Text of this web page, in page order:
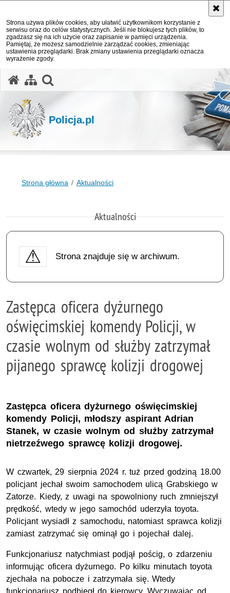
Strona używa plików cookies, aby ułatwić użytkownikom korzystanie z
serwisu oraz do celów statystycznych. Jeśli nie blokujesz tych plików, to
zgadzasz się na ich użycie oraz zapisanie w pamięci urządzenia.
Pamiętaj, że możesz samodzielnie zarządzać cookies, zmieniając
ustawienia przeglądarki. Brak zmiany ustawienia przeglądarki oznacza
wyrażenie zgody.
Policja.pl
Strona główna Aktualności
Aktualności
Strona znajduje się w archiwum.
Zastępca oficera dyżurnego
oświęcimskiej komendy Policji, w
czasie wolnym od służby zatrzymał
pijanego sprawcę kolizji drogowej
Zastępca oficera dyżurnego oświęcimskiej
komendy Policji, młodszy aspirant Adrian
Stanek, w czasie wolnym od służby zatrzymał
nietrzeźwego sprawcę kolizji drogowej.
W czwartek, 29 sierpnia 2024 r. tuż przed godziną 18.00
policjant jechał swoim samochodem ulicą Grabskiego w
Zatorze. Kiedy, z uwagi na spowolniony ruch zmniejszył
prędkość, wtedy w jego samochód uderzyła toyota.
Policjant wysiadł z samochodu, natomiast sprawca kolizji
zamiast zatrzymać się ominął go i pojechał dalej.
Funkcjonariusz natychmiast podjął pościg, o zdarzeniu
informując oficera dyżurnego. Po kilku minutach toyota
zjechała na pobocze i zatrzymała się. Wtedy